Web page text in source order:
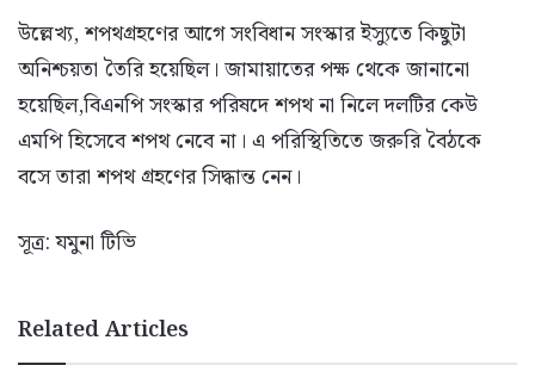
উল্লেখ্য, শপথগ্রহণের আগে সংবিধান সংস্কার ইস্যুতে কিছুটা
অনিশ্চয়তা তৈরি হয়েছিল। জামায়াতের পক্ষ থেকে জানানো
হয়েছিল,বিএনপি সংস্কার পরিষদে শপথ না নিলে দলটির কেউ
এমপি হিসেবে শপথ নেবে না। এ পরিস্থিতিতে জরুরি বৈঠকে
বসে তারা শপথ গ্রহণের সিদ্ধান্ত নেন।
সূত্র: যমুনা টিভি
Related Articles